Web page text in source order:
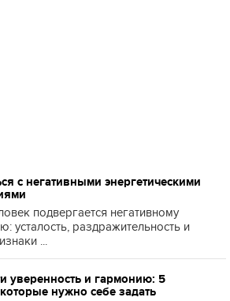
с негативными энергетическими
подвергается негативному
усталость, раздражительность и
...
уверенность и гармонию: 5
нужно себе задать